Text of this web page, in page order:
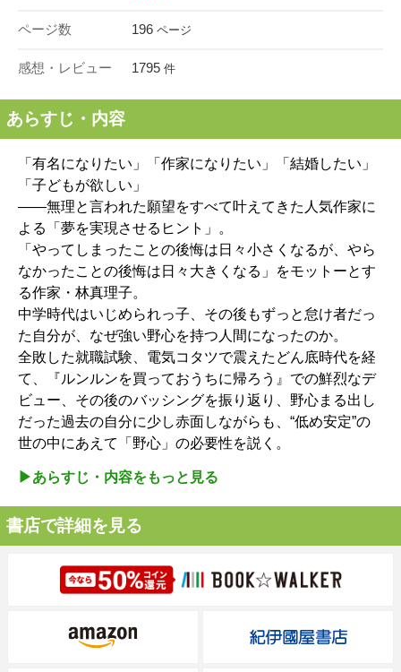
ページ数 196 ページ
感想・レビュー 1795 件
あらすじ・内容
「有名になりたい」「作家になりたい」「結婚したい」
「子どもが欲しい」
――無理と言われた願望をすべて叶えてきた人気作家に
よる「夢を実現させるヒント」。
「やってしまったことの後悔は日々小さくなるが、やら
なかったことの後悔は日々大きくなる」をモットーとす
る作家・林真理子。
中学時代はいじめられっ子、その後もずっと怠け者だっ
た自分が、なぜ強い野心を持つ人間になったのか。
全敗した就職試験、電気コタツで震えたどん底時代を経
て、『ルンルンを買っておうちに帰ろう』での鮮烈なデ
ビュー、その後のバッシングを振り返り、野心まる出し
だった過去の自分に少し赤面しながらも、“低め安定”の
世の中にあえて「野心」の必要性を説く。
▶︎あらすじ・内容をもっと見る
書店で詳細を見る